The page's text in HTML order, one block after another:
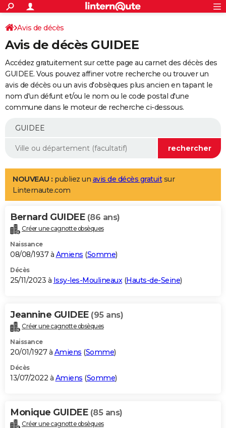
ACTUALITÉS
Politique
Société
Faits Divers
Education
Monde
Villes
+
SPORT
Coupe du monde 2026
Football
Tennis
Cyclisme
Rugby
Forum
Programme TV
TNT
Streaming
Cinéma
Sorties cinéma
Musique
+
FINANCE
Retraite
Epargne
Immobilier
Risques naturels par ville
Banque
Assurance
AUTO
Essais
Réserver un essai
Citadines
Berlines
SUV
Forum auto
+
Mobiles
Meilleur smartphone
Internet
Ordinateurs
Jeux vidéo
Guide high-tech
Aménagement intérieur
LIFESTYLE
Art de vivre
Bien-être
Loisirs
Mode
Modes de vie
Alimentation
Guide de la santé
Maladies
Médicaments
Sommeil
VOYAGE
Destinations
City break
Voyage nature
Voyage de noces
Forum
Climat
+PHOTO
GUIDES D'ACHAT
BONS PLANS
Carte de Noël
Carte Bonne année
Carte Saint-Valentin
Carte Pâques
Carte d'anniversaire
DICTIONNAIRE
Dictionnaire
Biographies
Citations
Expressions
Proverbes
PROGRAMME TV
S'inscrire
Se connecter
Lycées
Collèges
Primaires
Universités
Entreprises
Service militaire
Avis de recherche
AVIS DE DÉCÈS
Bricolage
Lifestyle
Culture
Sport
Auto
Television
Voyage
Cinema
Avis de décès
Avis de décès GUIDEE
Accédez gratuitement sur cette page au carnet des décès des
GUIDEE. Vous pouvez affiner votre recherche ou trouver un
avis de décès ou un avis d'obsèques plus ancien en tapant le
nom d'un défunt et/ou le nom ou le code postal d'une
commune dans le moteur de recherche ci-dessous.
NOUVEAU : publiez un avis de décès gratuitsur
Linternaute.com
Bernard GUIDEE (86 ans)
Créer une cagnotte obsèques
Naissance
08/08/1937 à Amiens (Somme)
Décès
25/11/2023 à Issy-les-Moulineaux(Hauts-de-Seine)
Jeannine GUIDEE (95 ans)
Créer une cagnotte obsèques
Naissance
20/01/1927 à Amiens (Somme)
Décès
13/07/2022 à Amiens (Somme)
Monique GUIDEE (85 ans)
Créer une cagnotte obsèques